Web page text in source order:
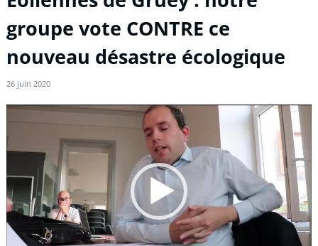
groupe vote CONTRE ce
nouveau désastre écologique
26 juin 2020
Lecteur
vidéo